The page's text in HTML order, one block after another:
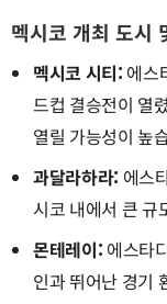
멕시코 개최 도시
멕시코 시티: 에스
드컵 결승전이 열
열릴 가능성이 높
과달라하라: 에스
시코 내에서 큰 규
몬테레이: 에스타
인과 뛰어난 경기